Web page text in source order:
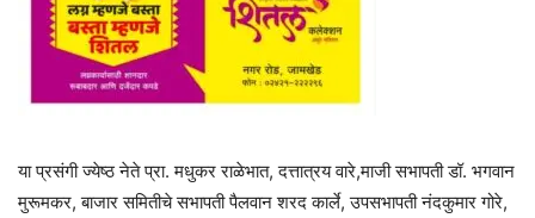
या प्रसंगी ज्येष्ठ नेते प्रा. मधुकर राळेभात, दत्तात्रय वारे,माजी सभापती डॉ. भगवान
मुरूमकर, बाजार समितीचे सभापती पैलवान शरद कार्ले, उपसभापती नंदकुमार गोरे,